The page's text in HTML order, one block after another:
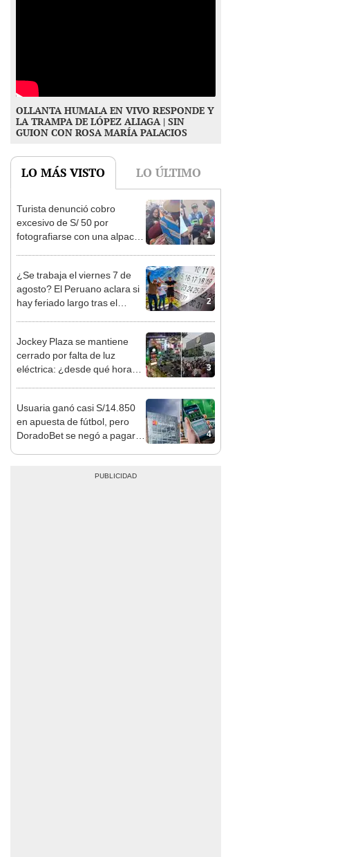
OLLANTA HUMALA EN VIVO RESPONDE Y
LA TRAMPA DE LÓPEZ ALIAGA | SIN
GUION CON ROSA MARÍA PALACIOS
LO MÁS VISTO LO ÚLTIMO
1
Turista denunció cobro
excesivo de S/ 50 por
fotografiarse con una alpaca
2
¿Se trabaja el viernes 7 de
agosto? El Peruano aclara si
hay feriado largo tras el
3
Jockey Plaza se mantiene
cerrado por falta de luz
eléctrica: ¿desde qué hora
4
Usuaria ganó casi S/14.850
en apuesta de fútbol, pero
DoradoBet se negó a pagar: